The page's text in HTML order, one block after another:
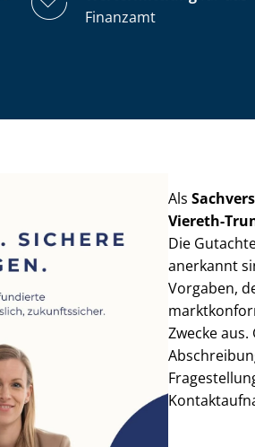
Finanzamt
Als
Viereth-
Die
anerkannt
Vorgaben,
Zwecke